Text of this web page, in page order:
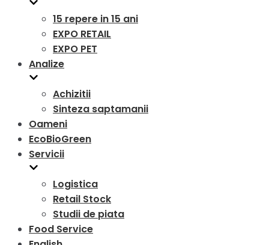
15 repere in 15 ani
EXPO RETAIL
EXPO PET
Analize
Achizitii
Sinteza saptamanii
Oameni
EcoBioGreen
Servicii
Logistica
Retail Stock
Studii de piata
Food Service